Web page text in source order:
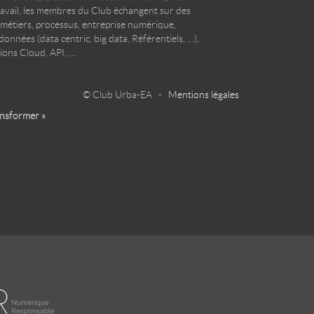
les membres du Club échangent sur des
processus, entreprise numérique,
(data centric, big data, Référentiels, …),
Cloud, API, …
© Club Urba-EA - Mentions légales
»